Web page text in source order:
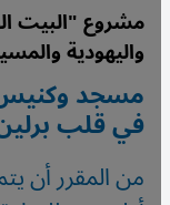
مشروع "البيت
واليهودية
مسجد
في قلب برلين
من المقرر أن